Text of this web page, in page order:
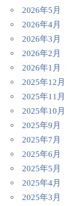
2026年5月
2026年4月
2026年3月
2026年2月
2026年1月
2025年12月
2025年11月
2025年10月
2025年9月
2025年7月
2025年6月
2025年5月
2025年4月
2025年3月